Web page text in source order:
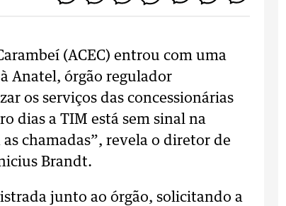
(ACEC) entrou com uma
Anatel, órgão regulador
os serviços das concessionárias
dias a TIM está sem sinal na
chamadas”, revela o diretor de
Brandt.
junto ao órgão, solicitando a